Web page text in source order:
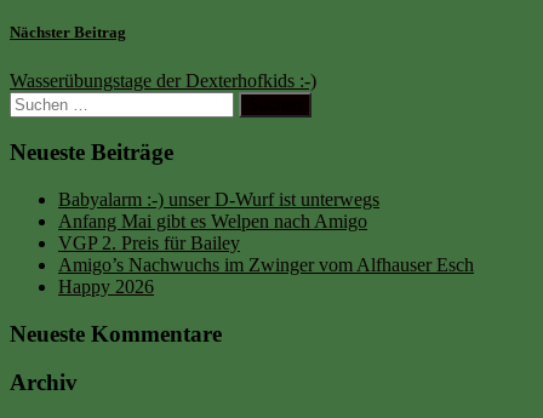
Nächster Beitrag
Wasserübungstage der Dexterhofkids :-)
Neueste Beiträge
Babyalarm :-) unser D-Wurf ist unterwegs
Anfang Mai gibt es Welpen nach Amigo
VGP 2. Preis für Bailey
Amigo’s Nachwuchs im Zwinger vom Alfhauser Esch
Happy 2026
Neueste Kommentare
Archiv